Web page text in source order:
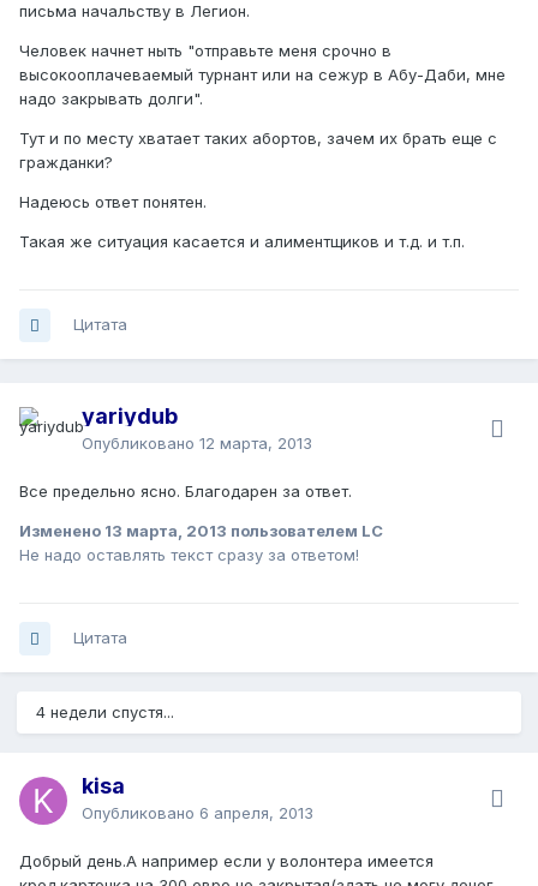
письма начальству в Легион.
Человек начнет ныть "отправьте меня срочно в
высокооплачеваемый турнант или на сежур в Абу-Даби, мне
надо закрывать долги".
Тут и по месту хватает таких абортов, зачем их брать еще с
гражданки?
Надеюсь ответ понятен.
Такая же ситуация касается и алиментщиков и т.д. и т.п.
Цитата
yariydub
Опубликовано 12 марта, 2013
Все предельно ясно. Благодарен за ответ.
Изменено 13 марта, 2013 пользователем LC
Не надо оставлять текст сразу за ответом!
Цитата
4 недели спустя...
kisa
Опубликовано 6 апреля, 2013
Добрый день.А например если у волонтера имеется